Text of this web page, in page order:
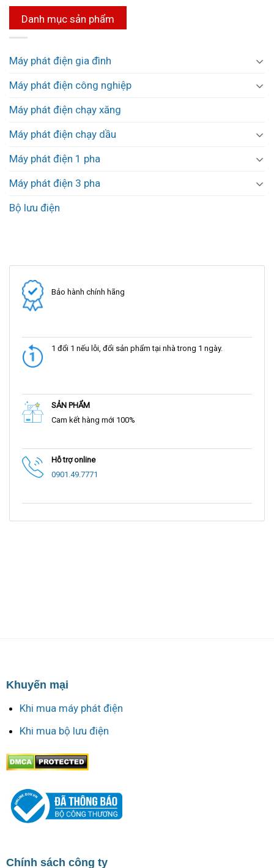
Danh mục sản phẩm
Máy phát điện gia đình
Máy phát điện công nghiệp
Máy phát điện chạy xăng
Máy phát điện chạy dầu
Máy phát điện 1 pha
Máy phát điện 3 pha
Bộ lưu điện
Bảo hành chính hãng
1 đổi 1 nếu lỗi, đổi sản phẩm tại nhà trong 1 ngày.
SẢN PHẨM
Cam kết hàng mới 100%
Hỗ trợ online
0901.49.7771
Khuyến mại
Khi mua máy phát điện
Khi mua bộ lưu điện
Chính sách công ty